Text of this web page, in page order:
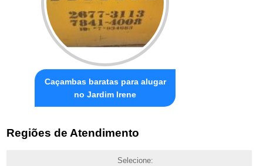
Caçambas baratas para alugar
no Jardim Irene
Regiões de Atendimento
Selecione: